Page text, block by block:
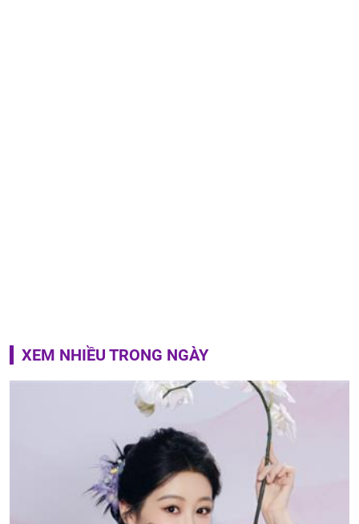
XEM NHIỀU TRONG NGÀY